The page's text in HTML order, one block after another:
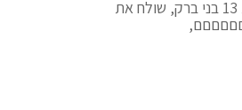
כינרת 13 בני ברק, שולח את